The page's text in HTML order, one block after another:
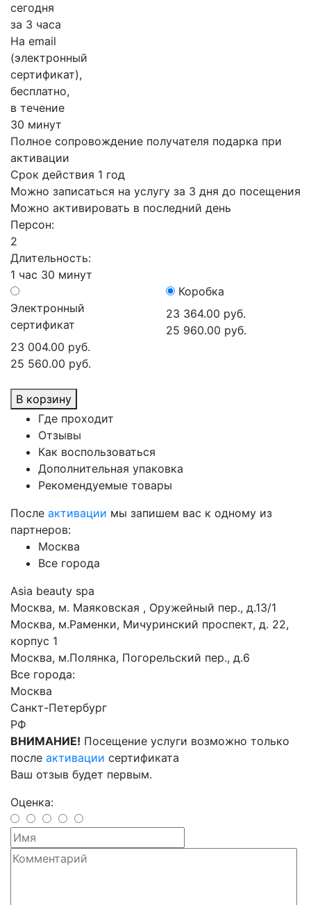
сегодня
за 3 часа
На email
(электронный
сертификат),
бесплатно,
в течение
30 минут
Полное сопровождение получателя подарка при
активации
Срок действия 1 год
Можно записаться на услугу за 3 дня до посещения
Можно активировать в последний день
Персон:
2
Длительность:
1 час 30 минут
Электронный
сертификат
23 004.00 руб.
25 560.00 руб.
Коробка
23 364.00 руб.
25 960.00 руб.
В корзину
Где проходит
Отзывы
Как воспользоваться
Дополнительная упаковка
Рекомендуемые товары
После активации мы запишем вас к одному из
партнеров:
Москва
Все города
Asia beauty spa
Москва, м. Маяковская , Оружейный пер., д.13/1
Москва, м.Раменки, Мичуринский проспект, д. 22,
корпус 1
Москва, м.Полянка, Погорельский пер., д.6
Все города:
Москва
Санкт-Петербург
РФ
ВНИМАНИЕ! Посещение услуги возможно только
после активации сертификата
Ваш отзыв будет первым.
Оценка: